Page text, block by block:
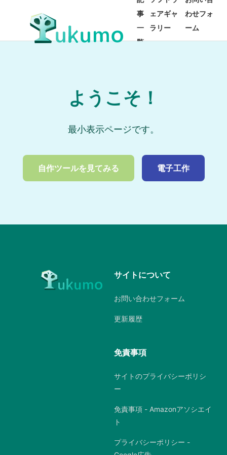
事
一
覧
ェアギャ
ラリー
わせフォ
ーム
ようこそ！
最小表示ページです。
自作ツールを見てみる 電子工作
サイトについて
お問い合わせフォーム
更新履歴
免責事項
サイトのプライバシーポリシ
ー
免責事項 - Amazonアソシエイ
ト
プライバシーポリシー -